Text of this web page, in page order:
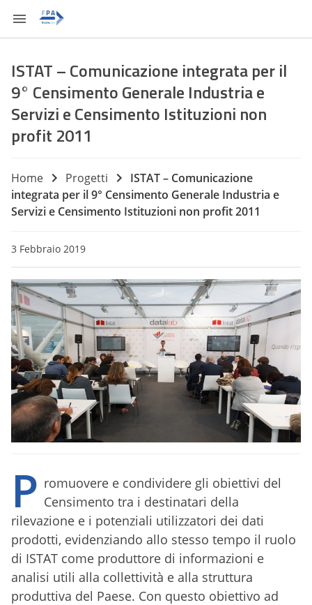
ISTAT – Comunicazione integrata per il
9° Censimento Generale Industria e
Servizi e Censimento Istituzioni non
profit 2011
Home Progetti
ISTAT – Comunicazione
integrata per il 9° Censimento Generale Industria e
Servizi e Censimento Istituzioni non profit 2011
3 Febbraio 2019
P romuovere e condividere gli obiettivi del
Censimento tra i destinatari della
rilevazione e i potenziali utilizzatori dei dati
prodotti, evidenziando allo stesso tempo il ruolo
di ISTAT come produttore di informazioni e
analisi utili alla collettività e alla struttura
produttiva del Paese. Con questo obiettivo ad